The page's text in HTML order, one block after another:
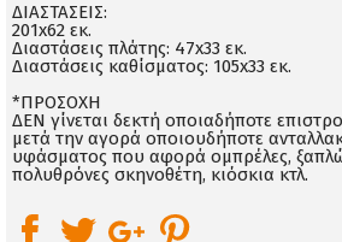
ΔΙΑΣΤΑΣΕΙΣ:
201x62 εκ.
Διαστάσεις πλάτης: 47x33 εκ.
Διαστάσεις καθίσματος: 105x33 εκ.
*ΠΡΟΣΟΧΗ
ΔΕΝ γίνεται δεκτή οποιαδήποτε
μετά την αγορά οποιουδήποτε
υφάσματος που αφορά ομπρέλες,
πολυθρόνες σκηνοθέτη, κιόσκια κτλ.